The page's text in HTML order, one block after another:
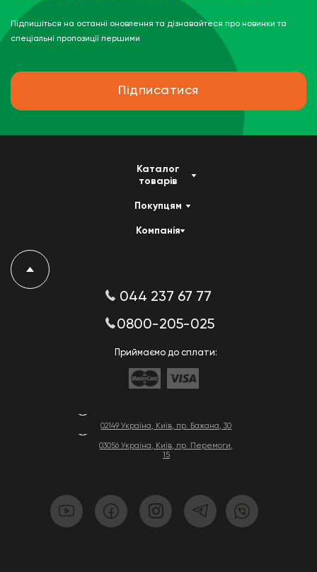
Підпишіться на останні оновлення та дізнавайтеся про новинки та
спеціальні пропозиції першими
Підписатися
02149 Україна, Київ, пр. Бажана, 30
03056 Україна, Київ, пр. Перемоги,
15
Каталог
товарів
Покупцям
Компанія
044 237 67 77
0800-205-025
Приймаємо до сплати: